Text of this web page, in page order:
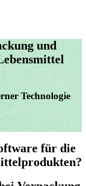
und
Technologie
für die